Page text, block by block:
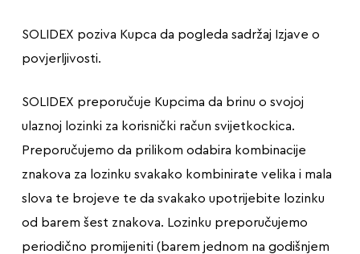
SOLIDEX poziva Kupca da pogleda sadržaj Izjave o
povjerljivosti.
SOLIDEX preporučuje Kupcima da brinu o svojoj
ulaznoj lozinki za korisnički račun svijetkockica.
Preporučujemo da prilikom odabira kombinacije
znakova za lozinku svakako kombinirate velika i mala
slova te brojeve te da svakako upotrijebite lozinku
od barem šest znakova. Lozinku preporučujemo
periodično promijeniti (barem jednom na godišnjem